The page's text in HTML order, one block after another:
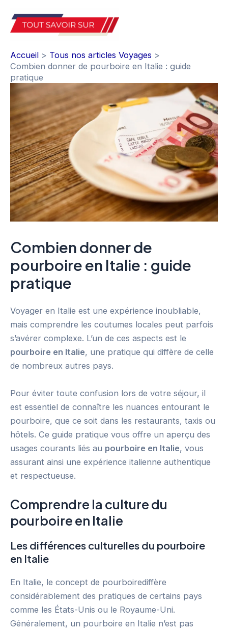
contenu
Accueil
Tous nos articles Voyages
Combien donner de pourboire en Italie : guide
pratique
Combien donner de
pourboire en Italie : guide
pratique
Voyager en Italie est une expérience inoubliable,
mais comprendre les coutumes locales peut parfois
s’avérer complexe. L’un de ces aspects est le
pourboire en Italie, une pratique qui diffère de celle
de nombreux autres pays.
Pour éviter toute confusion lors de votre séjour, il
est essentiel de connaître les nuances entourant le
pourboire, que ce soit dans les restaurants, taxis ou
hôtels. Ce guide pratique vous offre un aperçu des
usages courants liés au pourboire en Italie, vous
assurant ainsi une expérience italienne authentique
et respectueuse.
Comprendre la culture du
pourboire en Italie
Les différences culturelles du pourboire
en Italie
En Italie, le concept de pourboirediffère
considérablement des pratiques de certains pays
comme les États-Unis ou le Royaume-Uni.
Généralement, un pourboire en Italie n’est pas